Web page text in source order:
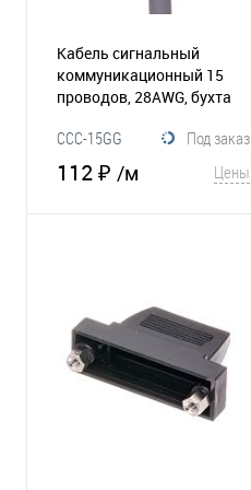
Кабель сигнальный
коммуникационный 15
проводов, 28AWG, бухта
серый(015-097) Под заказ
CCC-15GG
112 ₽ /м Цены
В избранное
Сравнение